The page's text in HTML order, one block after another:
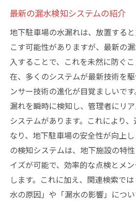
最新の漏水検知システムの紹介
地下駐車場の水漏れは、放置する
こす可能性がありますが、最新の
入することで、これを未然に防ぐ
在、多くのシステムが最新技術を
ンサー技術の進化が目覚ましいで
漏れを瞬時に検知し、管理者にリ
システムがあります。これにより
なり、地下駐車場の安全性が向上
の検知システムは、地下施設の特
イズが可能で、効率的な点検とメ
します。これに加え、関連検索で
水の原因」や「漏水の影響」につ